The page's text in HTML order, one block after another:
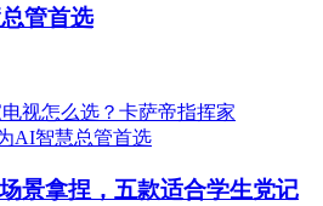
管首选
景拿捏，五款适合学生党记